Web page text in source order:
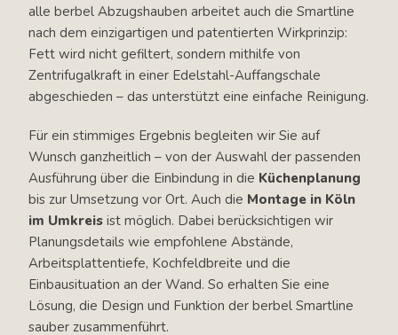
alle berbel Abzugshauben arbeitet auch die Smartline
nach dem einzigartigen und patentierten Wirkprinzip:
Fett wird nicht gefiltert, sondern mithilfe von
Zentrifugalkraft in einer Edelstahl-Auffangschale
abgeschieden – das unterstützt eine einfache Reinigung.
Für ein stimmiges Ergebnis begleiten wir Sie auf
Wunsch ganzheitlich – von der Auswahl der passenden
Ausführung über die Einbindung in die Küchenplanung
bis zur Umsetzung vor Ort. Auch die Montage in Köln
im Umkreis ist möglich. Dabei berücksichtigen wir
Planungsdetails wie empfohlene Abstände,
Arbeitsplattentiefe, Kochfeldbreite und die
Einbausituation an der Wand. So erhalten Sie eine
Lösung, die Design und Funktion der berbel Smartline
sauber zusammenführt.